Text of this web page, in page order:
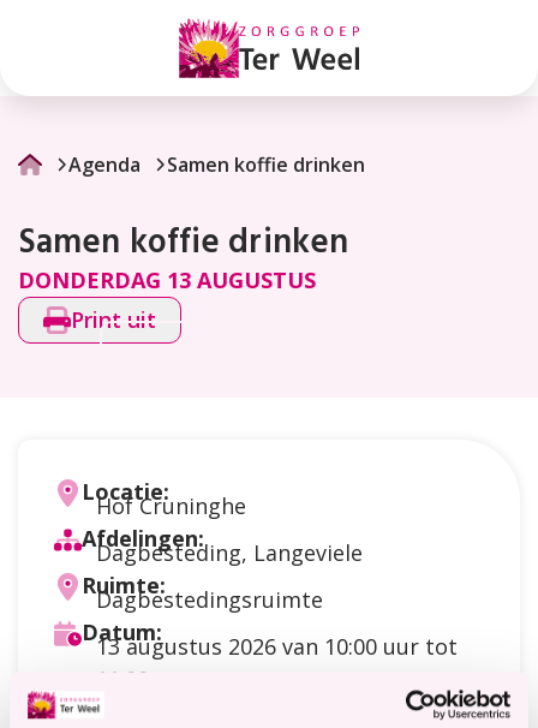
Agenda Samen koffie drinken
Samen koffie drinken
DONDERDAG 13 AUGUSTUS
Print uit
Locatie:
Hof Cruninghe
Afdelingen:
Dagbesteding, Langeviele
Ruimte:
Dagbestedingsruimte
Datum:
13 augustus 2026van 10:00 uur tot
11:00 uur
Doelgroep: